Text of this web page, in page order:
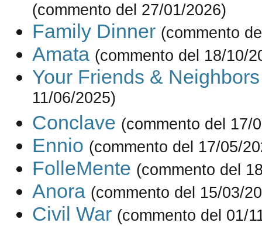
(commento del 27/01/2026)
Family Dinner (commento
Amata (commento del 18/10/
Your Friends & Neighbors
11/06/2025)
Conclave (commento del 17/
Ennio (commento del 17/05/
FolleMente (commento del
Anora (commento del 15/03/
Civil War (commento del 01/